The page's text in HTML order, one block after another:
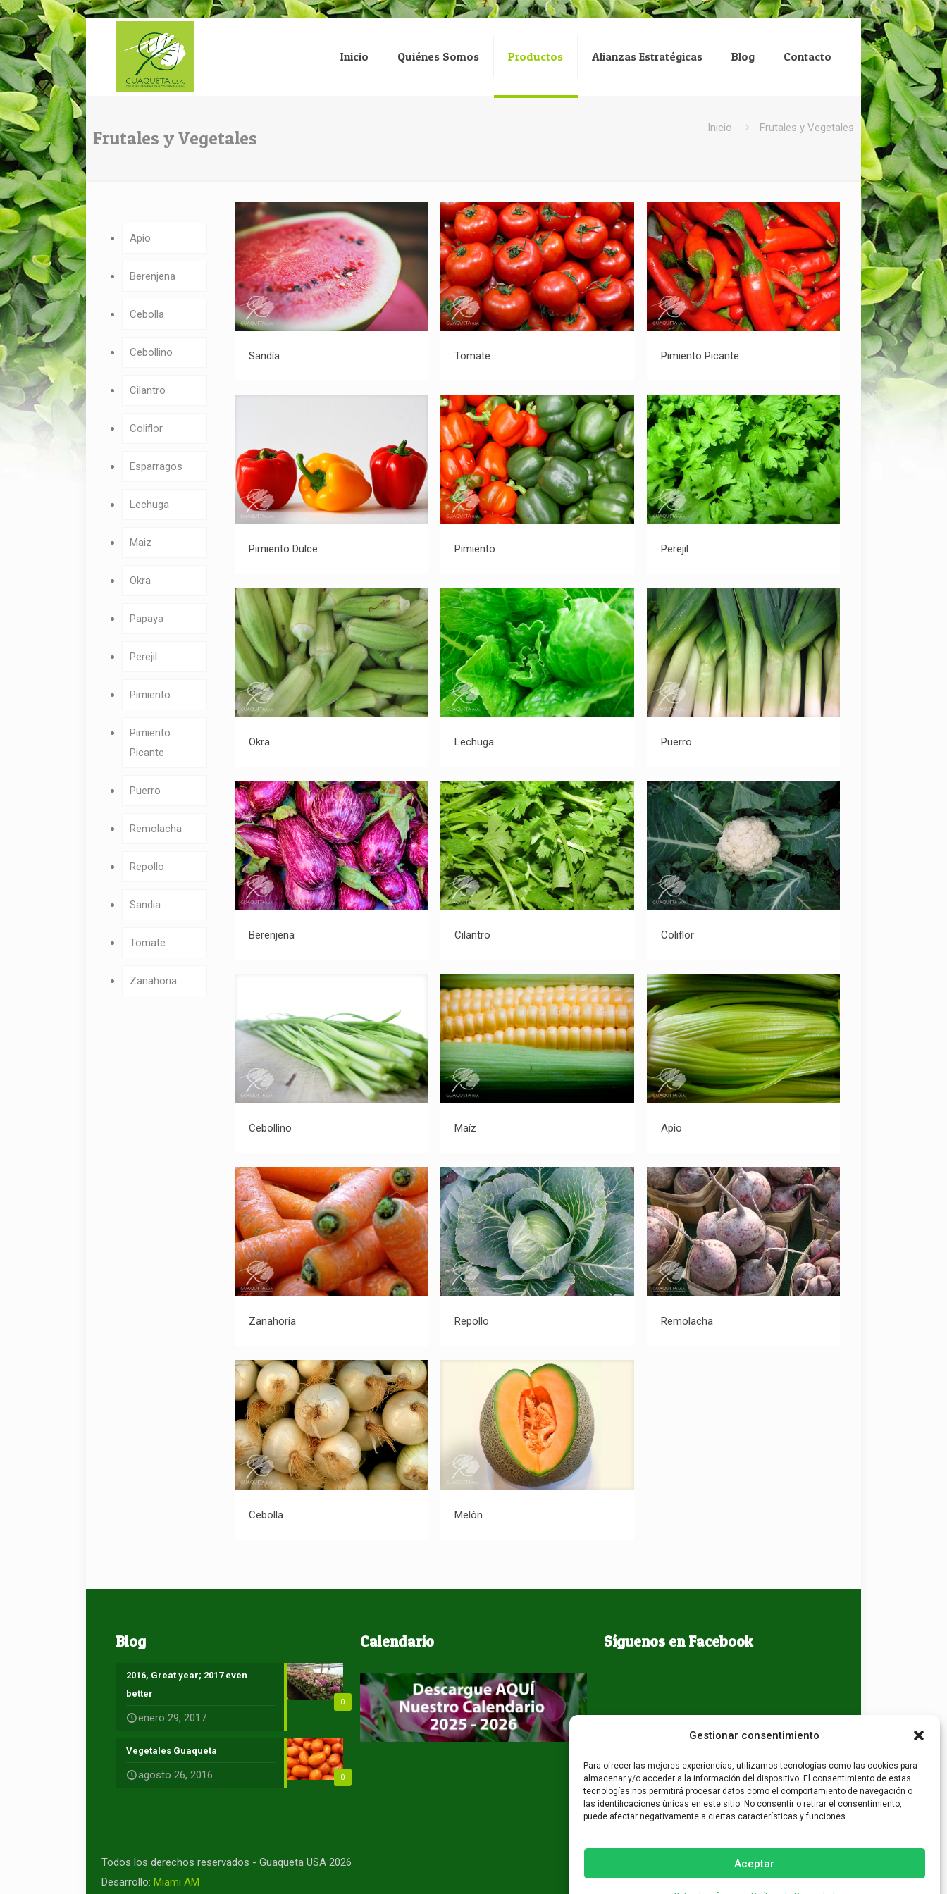
Gestionar consentimiento
Para ofrecer las mejores experiencias, utilizamos tecnologías como las cookies para
almacenar y/o acceder a la información del dispositivo. El consentimiento de estas
tecnologías nos permitirá procesar datos como el comportamiento de navegación o
las identificaciones únicas en este sitio. No consentir o retirar el consentimiento,
puede afectar negativamente a ciertas características y funciones.
Aceptar
Inicio Quiénes Somos Productos Alianzas Estratégicas Blog Contacto
Frutales y Vegetales Inicio Frutales y Vegetales
Apio
Berenjena
Cebolla
Cebollino
Cilantro
Coliflor
Esparragos
Lechuga
Maiz
Okra
Papaya
Perejil
Pimiento
Pimiento
Picante
Puerro
Remolacha
Repollo
Sandia
Tomate
Zanahoria
Sandía Tomate Pimiento Picante
Pimiento Picante
Pimiento Dulce
Pimiento Dulce Pimiento Perejil
Okra Lechuga Puerro
Berenjena Cilantro Coliflor
Cebollino Maíz Apio
Zanahoria Repollo Remolacha
Cebolla Melón
Blog
0
2016, Great year; 2017 even
better
enero 29, 2017
0
Vegetales Guaqueta
agosto 26, 2016
Calendario Síguenos en Facebook
Todos los derechos reservados - Guaqueta USA 2026
Desarrollo: Miami AM